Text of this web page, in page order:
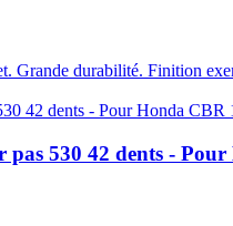
Grande durabilité. Finition
pas 530 42 dents -